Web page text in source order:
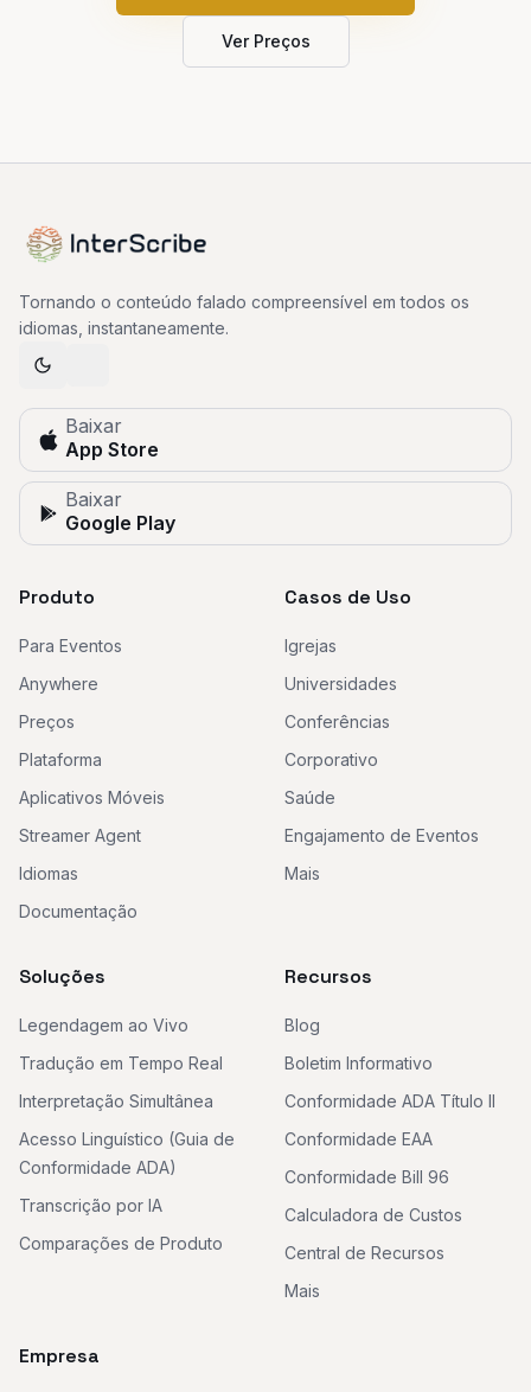
Ver Preços
Tornando o conteúdo falado compreensível em todos os
idiomas, instantaneamente.
Baixar
App Store
Baixar
Google Play
Produto
Para Eventos
Anywhere
Preços
Plataforma
Aplicativos Móveis
Streamer Agent
Idiomas
Documentação
Casos de Uso
Igrejas
Universidades
Conferências
Corporativo
Saúde
Engajamento de Eventos
Mais
Soluções
Legendagem ao Vivo
Tradução em Tempo Real
Interpretação Simultânea
Acesso Linguístico (Guia de
Conformidade ADA)
Transcrição por IA
Comparações de Produto
Recursos
Blog
Boletim Informativo
Conformidade ADA Título II
Conformidade EAA
Conformidade Bill 96
Calculadora de Custos
Central de Recursos
Mais
Empresa